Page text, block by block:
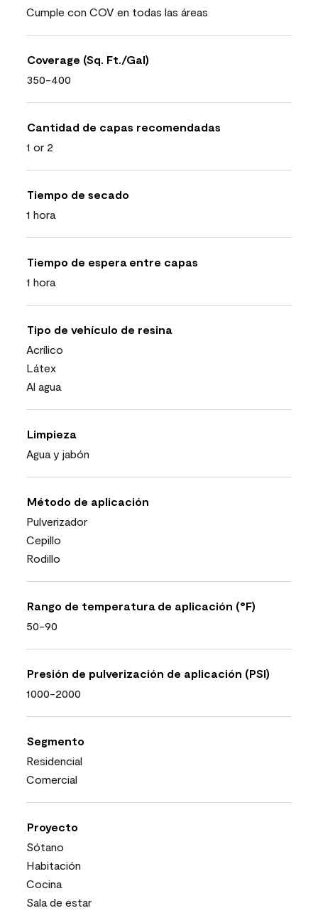
Cumple con COV en todas las áreas
Coverage (Sq. Ft./Gal)
350-400
Cantidad de capas recomendadas
1 or 2
Tiempo de secado
1 hora
Tiempo de espera entre capas
1 hora
Tipo de vehículo de resina
Acrílico
Látex
Al agua
Limpieza
Agua y jabón
Método de aplicación
Pulverizador
Cepillo
Rodillo
Rango de temperatura de aplicación (°F)
50-90
Presión de pulverización de aplicación (PSI)
1000-2000
Segmento
Residencial
Comercial
Proyecto
Sótano
Habitación
Cocina
Sala de estar